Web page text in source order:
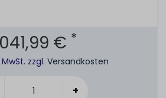
€ *
zzgl. Versandkosten
+